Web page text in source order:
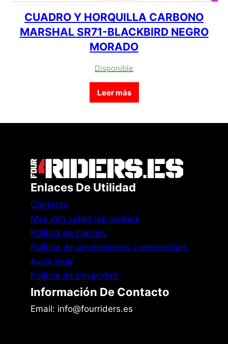
CUADRO Y HORQUILLA CARBONO
MARSHAL SR71-BLACKBIRD NEGRO
MORADO
Disponible
Leer más
Enlaces De Utilidad
Contacto
Más info sobre las cookies
Política de cookies
Política de devoluciones y reembolsos
Aviso legal
Política de privacidad
Información De Contacto
Email: info@fourriders.es